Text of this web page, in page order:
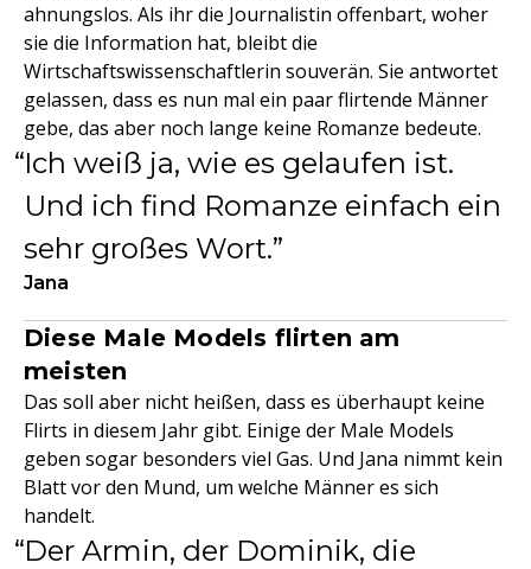
ahnungslos. Als ihr die Journalistin offenbart, woher
sie die Information hat, bleibt die
Wirtschaftswissenschaftlerin souverän. Sie antwortet
gelassen, dass es nun mal ein paar flirtende Männer
gebe, das aber noch lange keine Romanze bedeute.
Ich weiß ja, wie es gelaufen ist.
Und ich find Romanze einfach ein
sehr großes Wort.
Jana
Diese Male Models flirten am
meisten
Das soll aber nicht heißen, dass es überhaupt keine
Flirts in diesem Jahr gibt. Einige der Male Models
geben sogar besonders viel Gas. Und Jana nimmt kein
Blatt vor den Mund, um welche Männer es sich
handelt.
Der Armin, der Dominik, die